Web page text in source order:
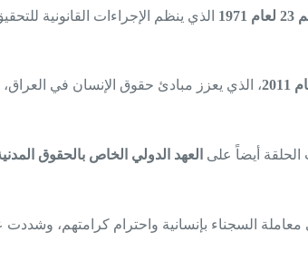
أيضاً على العهد الدولي الخاص بالحقوق
معاملة السجناء بإنسانية واحترام كرامتهم،